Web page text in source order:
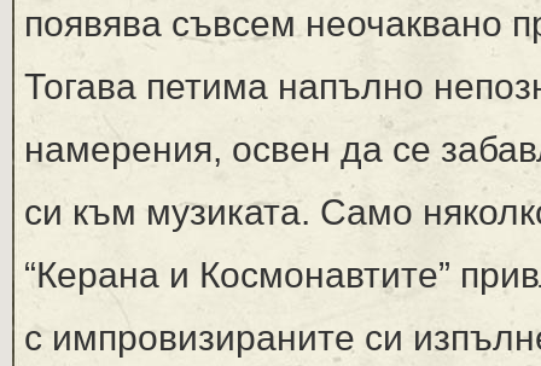
появява съвсем неочаквано
Тогава петима напълно
намерения, освен да се
си към музиката. Само
“Керана и Космонавтите”
с импровизираните си